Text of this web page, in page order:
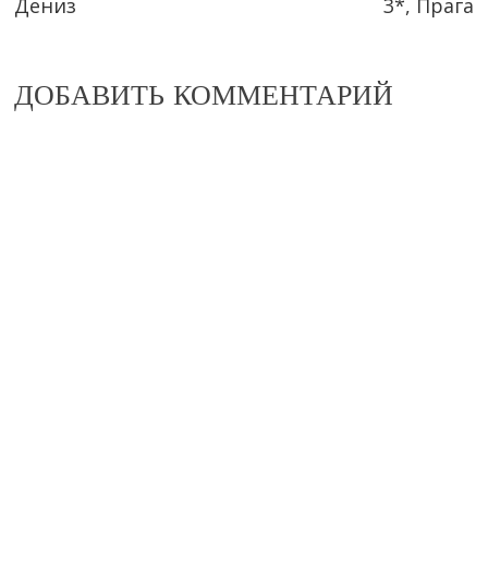
Дениз 3*, Прага
ДОБАВИТЬ КОММЕНТАРИЙ